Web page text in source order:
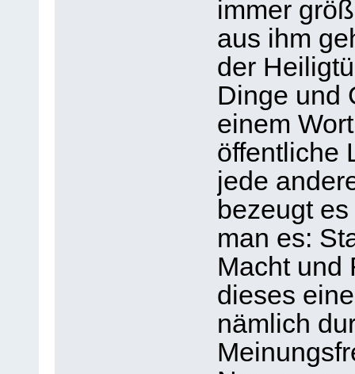
immer
aus ihm
der
Dinge und
einem
öffentliche
jede
bezeugt
man es:
Macht und
dieses
nämlich